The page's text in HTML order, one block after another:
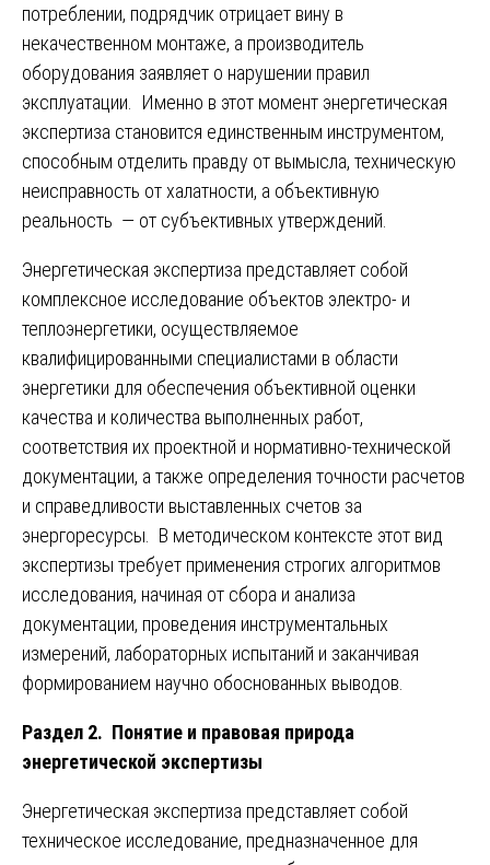
потреблении, подрядчик отрицает вину в
некачественном монтаже, а производитель
оборудования заявляет о нарушении правил
эксплуатации. Именно в этот момент энергетическая
экспертиза становится единственным инструментом,
способным отделить правду от вымысла, техническую
неисправность от халатности, а объективную
реальность — от субъективных утверждений.
Энергетическая экспертиза представляет собой
комплексное исследование объектов электро- и
теплоэнергетики, осуществляемое
квалифицированными специалистами в области
энергетики для обеспечения объективной оценки
качества и количества выполненных работ,
соответствия их проектной и нормативно-технической
документации, а также определения точности расчетов
и справедливости выставленных счетов за
энергоресурсы. В методическом контексте этот вид
экспертизы требует применения строгих алгоритмов
исследования, начиная от сбора и анализа
документации, проведения инструментальных
измерений, лабораторных испытаний и заканчивая
формированием научно обоснованных выводов.
Раздел 2. Понятие и правовая природа
энергетической экспертизы
Энергетическая экспертиза представляет собой
техническое исследование, предназначенное для